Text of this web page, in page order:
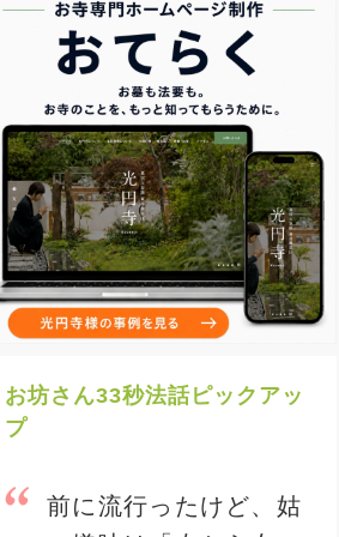
お坊さん33秒法話ピックアッ
プ
前に流行ったけど、姑